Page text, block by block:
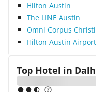
Hilton Austin
The LINE Austin
Omni Corpus
Hilton Austin Airport
Top Hotel in